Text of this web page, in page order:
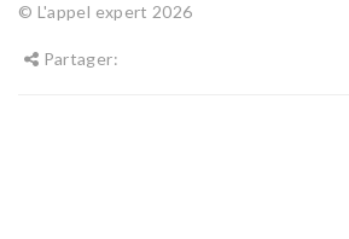
© L'appel expert 2026
Partager: